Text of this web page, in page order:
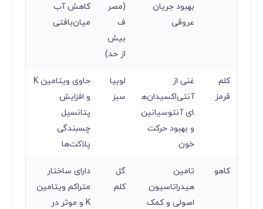
بهبود جریان
عروقی
(مصر
ف
بیش
از حد)
کاهش آب
میان‌بافتی
کلم
قرمز
غنی از
آنتی‌اکسیدان‌ه
ای آنتوسیانین
و بهبود حرکت
خون
لوبیا
سبز
حاوی ویتامین K
و افزایش
پتانسیل
چسبندگی
پلاکت‌ها
کاهو
تامین
هیدراتاسیون
اصولی و کمک
گل
کلم
دارای ساختار
متراکم ویتامین
K و موثر در